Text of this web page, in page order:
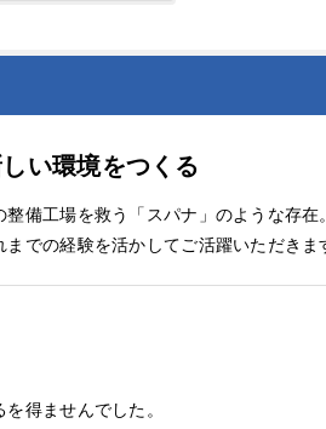
い環境をつくる
備工場を救う「スパナ」のような存在。
での経験を活かしてご活躍いただきま
得ませんでした。